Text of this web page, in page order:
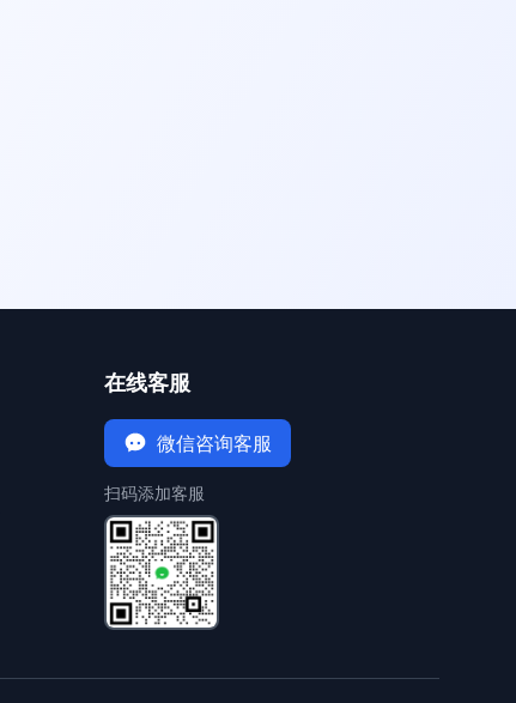
在线客服
微信咨询客服
扫码添加客服